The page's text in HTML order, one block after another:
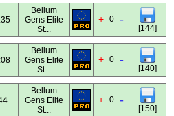
Bellum
Gens Elite
St...
+ 0 -
[144]
Bellum
Gens Elite
St...
+ 0 -
[140]
Bellum
Gens Elite
St...
+ 0 -
[150]